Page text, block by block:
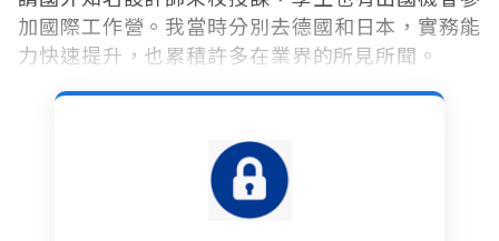
加國際工作營。我當時分別去德國和日本，實務能
力快速提升，也累積許多在業界的所見所聞。